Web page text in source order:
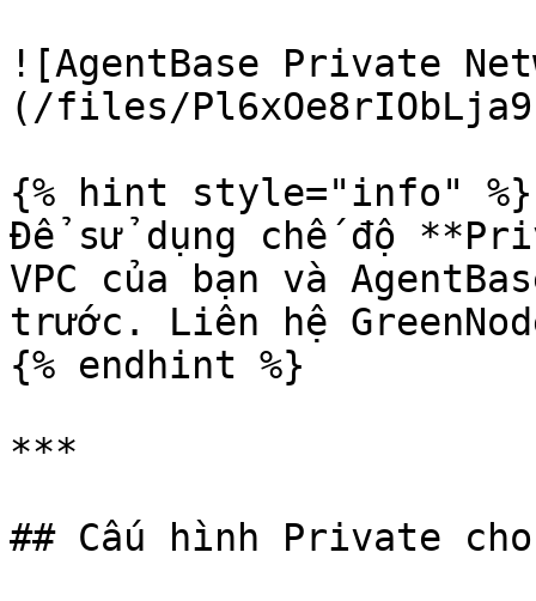
![AgentBase Private
(/files/
{% hint style="info" %}
Để sử dụng chế độ
VPC của bạn và
trước. Liên hệ
{% endhint %}
***
## Cấu hình Private